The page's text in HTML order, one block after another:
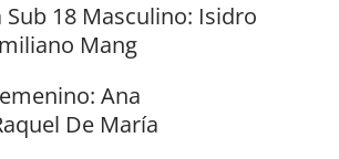
Sub 18 Masculino: Isidro
Mang
Ana
De María